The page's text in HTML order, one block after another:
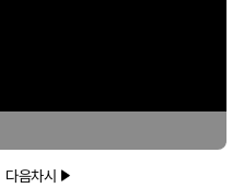
다음차시